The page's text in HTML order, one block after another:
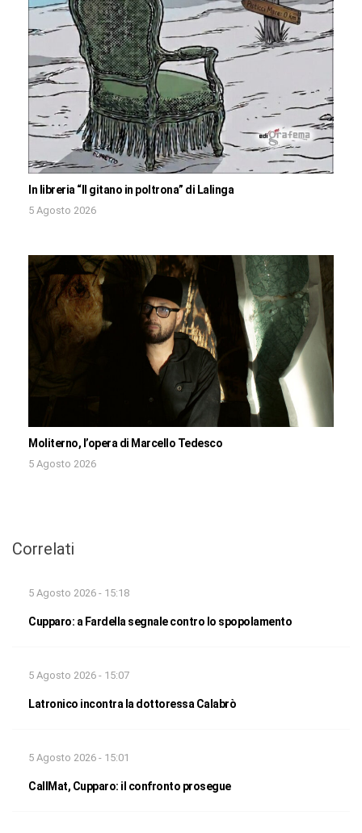
In libreria “Il gitano in poltrona” di Lalinga
5 Agosto 2026
Moliterno, l’opera di Marcello Tedesco
5 Agosto 2026
Correlati
5 Agosto 2026 - 15:18
Cupparo: a Fardella segnale contro lo spopolamento
5 Agosto 2026 - 15:07
Latronico incontra la dottoressa Calabrò
5 Agosto 2026 - 15:01
CallMat, Cupparo: il confronto prosegue